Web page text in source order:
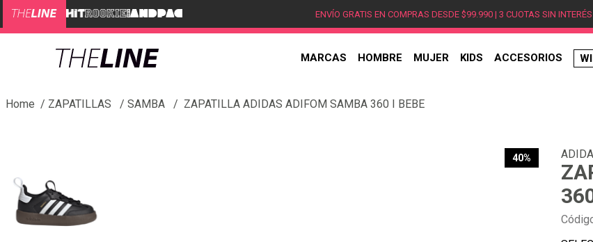
ENVÍO GRATIS EN COMPRAS DESDE $99.990 | 3 CUOTAS SIN
MARCAS HOMBRE MUJER KIDS ACCESORIOS
ZAPATILLAS SAMBA ZAPATILLA ADIDAS ADIFOM SAMBA 360 I BEBE
40%